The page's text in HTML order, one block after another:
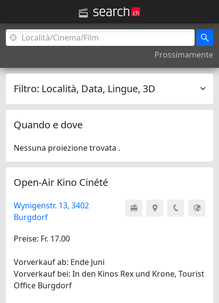
Prossimamente
Filtro: Località, Data, Lingue, 3D
Quando e dove
Nessuna proiezione trovata .
Open-Air Kino Cinété
Wynigenstr. 13, 3402
Burgdorf
Preise: Fr. 17.00
Vorverkauf ab: Ende Juni
Vorverkauf bei: In den Kinos Rex und Krone, Tourist
Office Burgdorf